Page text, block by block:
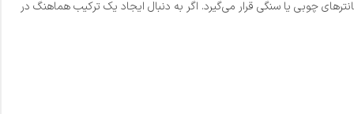
است. این روشویی به زیبایی روی انواع کانترهای چوبی یا سنگی قرار می‌گیرد. اگر به دنبال ایجاد یک ترکیب هماهنگ در